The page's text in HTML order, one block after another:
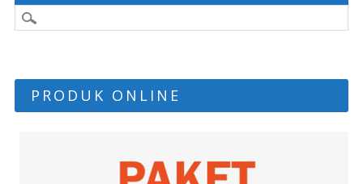
PRODUK ONLINE